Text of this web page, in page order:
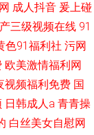
成人抖音 爰上碰
三级视频在线 91
色91福利社 污网
欧美激情福利网
视频福利免费 国
日韩成人a 青青操
白丝美女自慰网